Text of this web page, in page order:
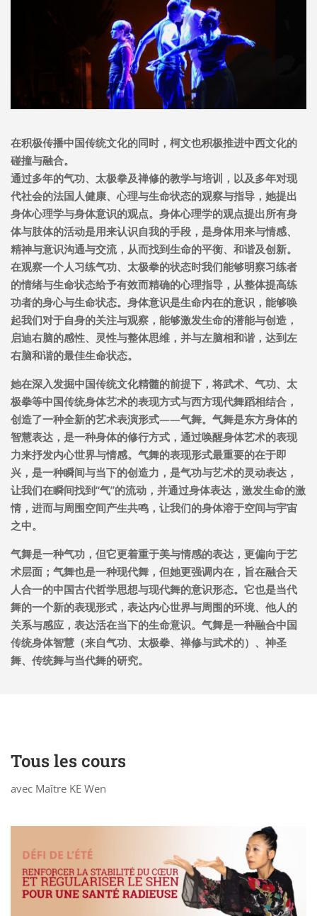
在积极传播中国传统文化的同时，柯文也积极推进中西文化的
碰撞与融合。
通过多年的气功、太极拳及禅修的教学与培训，以及多年对现
代社会的法国人健康、心理与生命状态的观察与指导，她提出
身体心理学与身体意识的观点。身体心理学的观点提出所有身
体与肢体的活动是用来认识自我的手段，是身体用来与情感、
精神与意识沟通与交流，从而找到生命的平衡、和谐及创新。
在观察一个人习练气功、太极拳的状态时我们能够明察习练者
的情绪与生命状态给予有效而精确的心理指导，从整体提高练
功者的身心与生命状态。身体意识是生命内在的意识，能够唤
起我们对于自身的关注与观察，能够激发生命的潜能与创造，
启迪右脑的感性、灵性与整体思维，并与左脑相和谐，达到左
右脑和谐的最佳生命状态。
她在深入发掘中国传统文化精髓的前提下，将武术、气功、太
极拳等中国传统身体艺术的表现方式与西方现代舞蹈相结合，
创造了一种全新的艺术表演形式——气舞。气舞是东方身体的
智慧表达，是一种身体的修行方式，通过唤醒身体艺术的表现
力来抒发内心世界与情感。气舞的表现形式最重要的在于即
兴，是一种瞬间与当下的创造力，是气功与艺术的灵动表达，
让我们在瞬间找到“气”的流动，并通过身体表达，激发生命的激
情，进而与周围空间产生共鸣，让我们的身体溶于空间与宇宙
之中。
气舞是一种气功，但它更着重于美与情感的表达，更偏向于艺
术层面；气舞也是一种现代舞，但她更强调内在，旨在融合天
人合一的中国古代哲学思想与现代舞的意识形态。它也是当代
舞的一个新的表现形式，表达内心世界与周围的环境、他人的
关系与感应，表达活在当下的生命意识。气舞是一种融合中国
传统身体智慧（来自气功、太极拳、禅修与武术的）、神圣
舞、传统舞与当代舞的研究。
Tous les cours
avec Maître KE Wen